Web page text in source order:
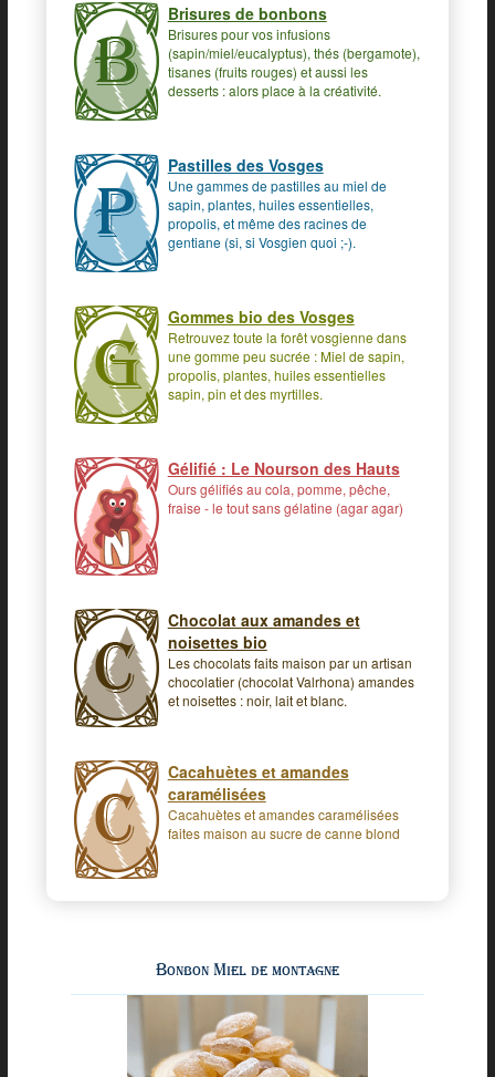
Brisures de bonbons
Brisures pour vos infusions
(sapin/miel/eucalyptus), thés (bergamote),
tisanes (fruits rouges) et aussi les
desserts : alors place à la créativité.
Pastilles des Vosges
Une gammes de pastilles au miel de
sapin, plantes, huiles essentielles,
propolis, et même des racines de
gentiane (si, si Vosgien quoi ;-).
Gommes bio des Vosges
Retrouvez toute la forêt vosgienne dans
une gomme peu sucrée : Miel de sapin,
propolis, plantes, huiles essentielles
sapin, pin et des myrtilles.
Gélifié : Le Nourson des Hauts
Ours gélifiés au cola, pomme, pêche,
fraise - le tout sans gélatine (agar agar)
Chocolat aux amandes et
noisettes bio
Les chocolats faits maison par un artisan
chocolatier (chocolat Valrhona) amandes
et noisettes : noir, lait et blanc.
Cacahuètes et amandes
caramélisées
Cacahuètes et amandes caramélisées
faites maison au sucre de canne blond
Bonbon Miel de montagne